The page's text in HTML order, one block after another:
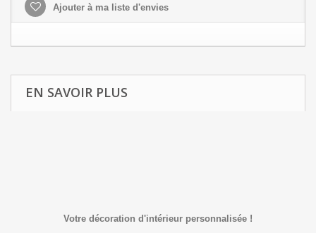
Ajouter à ma liste d'envies
EN SAVOIR PLUS
Votre décoration d'intérieur personnalisée !